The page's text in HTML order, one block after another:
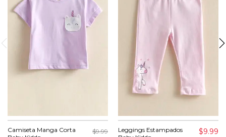
Camiseta Manga Corta
$9.99
Leggings Estampados
$9.99